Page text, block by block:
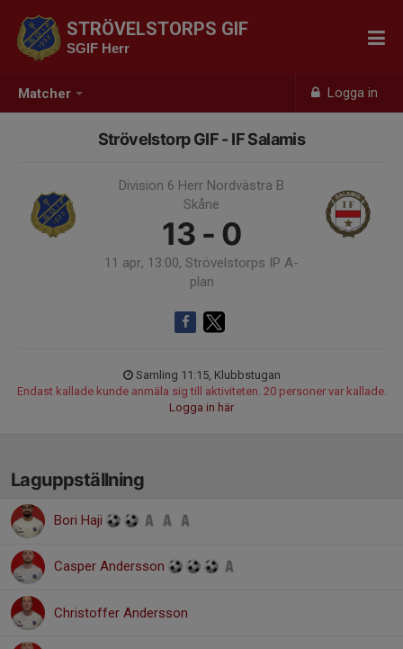
Matcher Logga in
STRÖVELSTORPS GIF
SGIF Herr
Strövelstorp GIF - IF Salamis
Division 6 Herr Nordvästra B
Skåne
13 - 0
11 apr, 13:00, Strövelstorps IP A-
plan
Samling 11:15, Klubbstugan
Endast kallade kunde anmäla sig till aktiviteten. 20 personer var kallade.
Logga in här
Laguppställning
Bori Haji
Casper Andersson
Christoffer Andersson